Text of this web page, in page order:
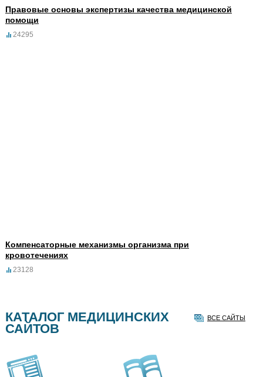
Правовые основы экспертизы качества медицинской
помощи
24295
Компенсаторные механизмы организма при
кровотечениях
23128
КАТАЛОГ МЕДИЦИНСКИХ
САЙТОВ
ВСЕ САЙТЫ